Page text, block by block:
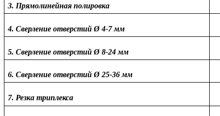
3. Прямолинейная полировка
4. Сверление отверстий Ø 4-7 мм
5. Сверление отверстий Ø 8-24 мм
6. Сверление отверстий Ø 25-36 мм
7. Резка триплекса